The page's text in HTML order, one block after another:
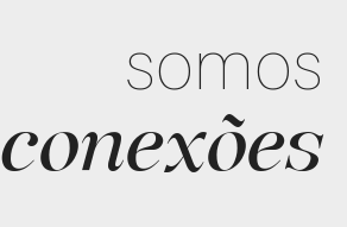
somos
conexões